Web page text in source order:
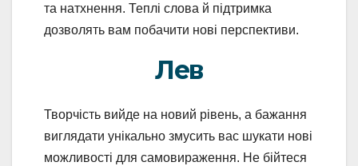
та натхнення. Теплі слова й підтримка
дозволять вам побачити нові перспективи.
Лев
Творчість вийде на новий рівень, а бажання
виглядати унікально змусить вас шукати нові
можливості для самовираження. Не бійтеся